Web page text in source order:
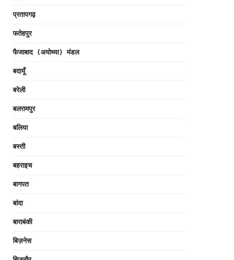
प्रतापगढ़
फतेहपुर
फैजाबाद (अयोध्या) मंडल
बदायूँ
बरेली
बलरामपुर
बलिया
बस्ती
बहराइच
बागपत
बांदा
बाराबंकी
बिज़नेस